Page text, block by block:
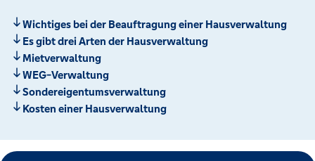
Wichtiges bei der Beauftragung einer Hausverwaltung
Es gibt drei Arten der Hausverwaltung
Mietverwaltung
WEG-Verwaltung
Sondereigentumsverwaltung
Kosten einer Hausverwaltung